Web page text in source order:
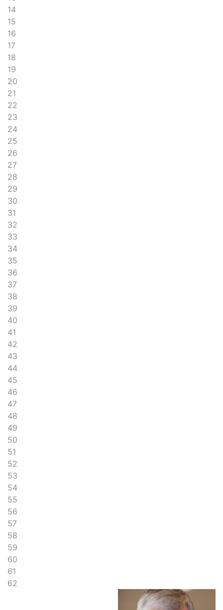
14
15
16
17
18
19
20
21
22
23
24
25
26
27
28
29
30
31
32
33
34
35
36
37
38
39
40
41
42
43
44
45
46
47
48
49
50
51
52
53
54
55
56
57
58
59
60
61
62